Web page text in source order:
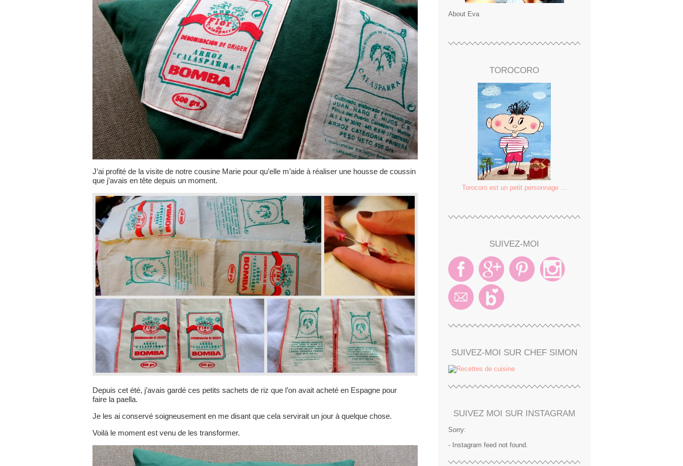
J’ai profité de la visite de notre cousine Marie pour qu’elle m’aide à réaliser une housse de coussin
que j’avais en tête depuis un moment.
Depuis cet été, j’avais gardé ces petits sachets de riz que l’on avait acheté en Espagne pour
faire la paella.
Je les ai conservé soigneusement en me disant que cela servirait un jour à quelque chose.
Voilà le moment est venu de les transformer.
About Eva
TOROCORO
Torocoro est un petit personnage ...
SUIVEZ-MOI
SUIVEZ-MOI SUR CHEF SIMON
SUIVEZ MOI SUR INSTAGRAM
Sorry:
- Instagram feed not found.